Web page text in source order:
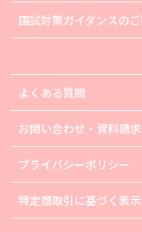
国試対策ガイダンスの
よくある質問
お問い合わせ・資料請求
プライバシーポリシー
特定商取引に基づく表示